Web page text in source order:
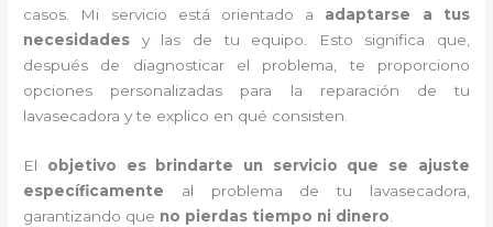
casos. Mi servicio está orientado a adaptarse a tus
necesidades y las de tu equipo. Esto significa que,
después de diagnosticar el problema, te proporciono
opciones personalizadas para la reparación de tu
lavasecadora y te explico en qué consisten.
El objetivo es brindarte un servicio que se ajuste
específicamente al problema de tu lavasecadora,
garantizando que no pierdas tiempo ni dinero